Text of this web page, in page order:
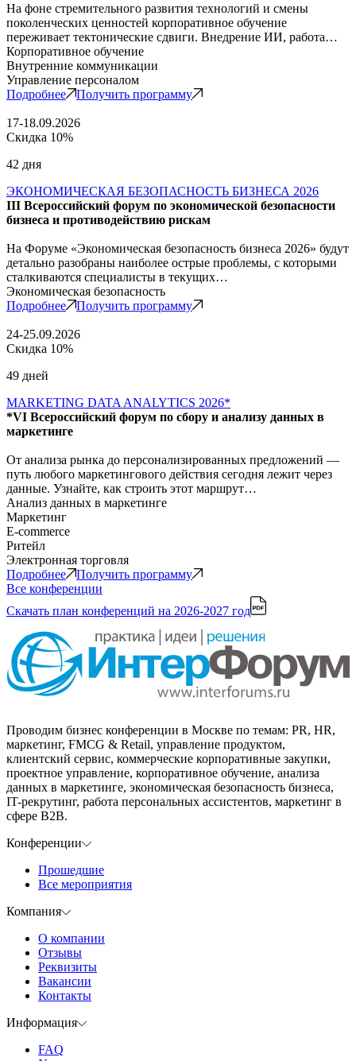
На фоне стремительного развития технологий и смены
поколенческих ценностей корпоративное обучение
переживает тектонические сдвиги. Внедрение ИИ, работа…
Корпоративное обучение
Внутренние коммуникации
Управление персоналом
Подробнее
Получить программу
17-18.09.2026
Скидка 10%
42 дня
ЭКОНОМИЧЕСКАЯ БЕЗОПАСНОСТЬ БИЗНЕСА 2026
III Всероссийский форум по экономической безопасности
бизнеса и противодействию рискам
На Форуме «Экономическая безопасность бизнеса 2026» будут
детально разобраны наиболее острые проблемы, с которыми
сталкиваются специалисты в текущих…
Экономическая безопасность
Подробнее
Получить программу
24-25.09.2026
Скидка 10%
49 дней
MARKETING DATA ANALYTICS 2026*
*VI Всероссийский форум по сбору и анализу данных в
маркетинге
От анализа рынка до персонализированных предложений —
путь любого маркетингового действия сегодня лежит через
данные. Узнайте, как строить этот маршрут…
Анализ данных в маркетинге
Маркетинг
E-commerce
Ритейл
Электронная торговля
Подробнее
Получить программу
Все конференции
Скачать план конференций на 2026-2027 год
Проводим бизнес конференции в Москве по темам: PR, HR,
маркетинг, FMCG & Retail, управление продуктом,
клиентский сервис, коммерческие корпоративные закупки,
проектное управление, корпоративное обучение, анализа
данных в маркетинге, экономическая безопасность бизнеса,
IT-рекрутинг, работа персональных ассистентов, маркетинг в
сфере B2B.
Конференции
Прошедшие
Все мероприятия
Компания
О компании
Отзывы
Реквизиты
Вакансии
Контакты
Информация
FAQ